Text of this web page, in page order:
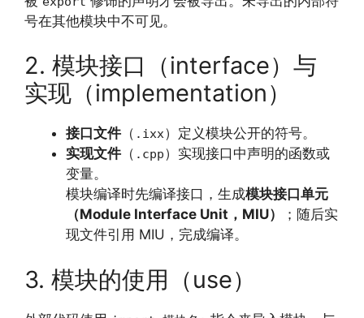
号在其他模块中不可见。
2. 模块接口（interface）与
实现（implementation）
接口文件 （ .ixx）定义模块公开的符号。
实现文件 （ .cpp）实现接口中声明的函数或
变量。
模块编译时先编译接口，生成模块接口单元
（Module Interface Unit，MIU）
；随后实
现文件引用 MIU，完成编译。
3. 模块的使用（use）